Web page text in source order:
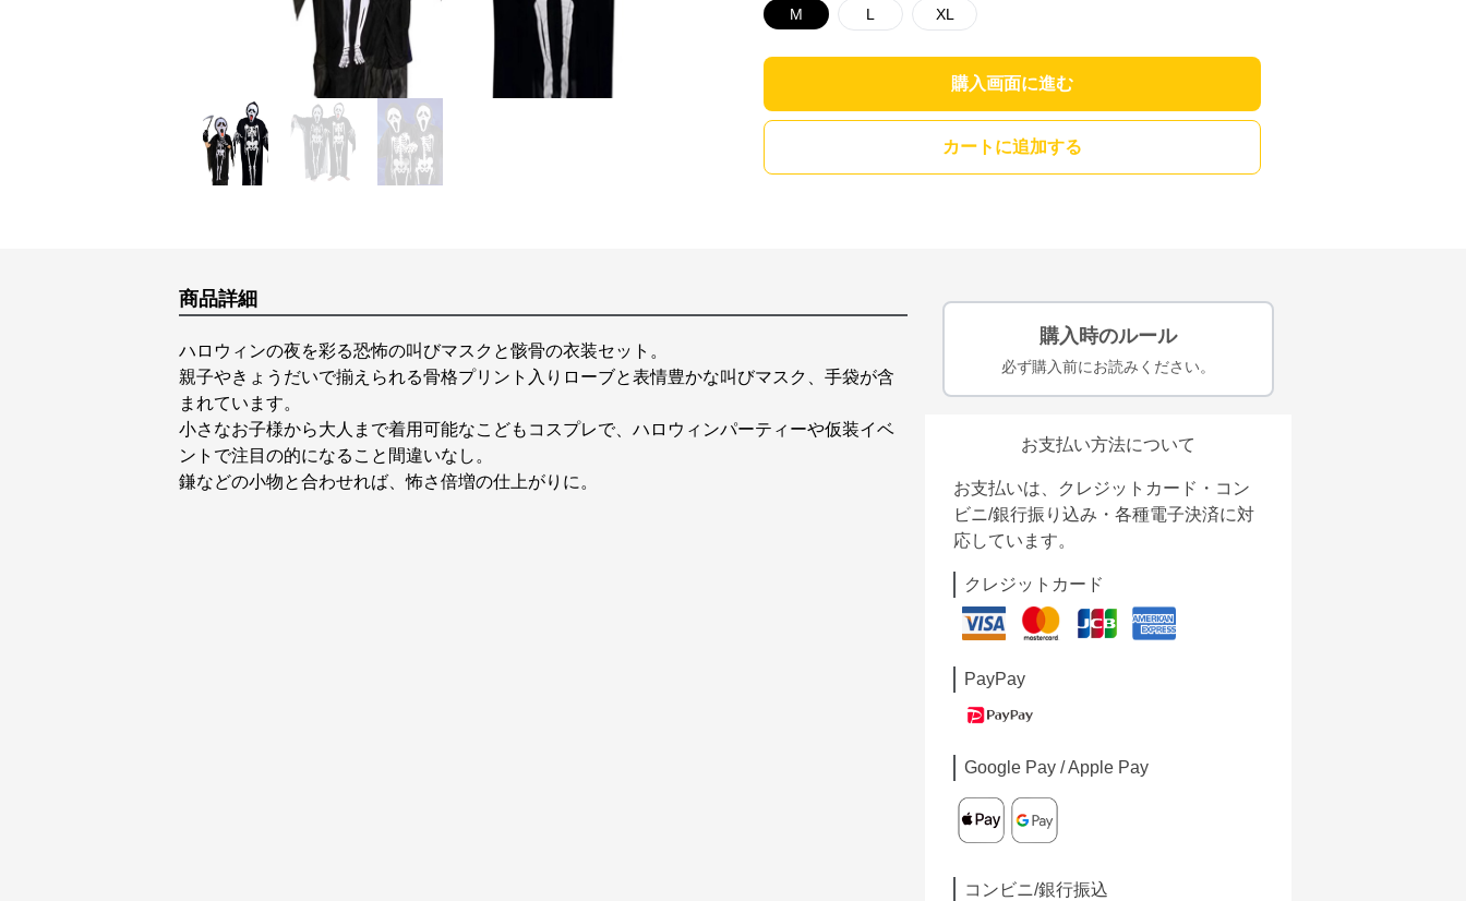
M L XL
購入画面に進む
カートに追加する
商品詳細
ハロウィンの夜を彩る恐怖の叫びマスクと骸骨の衣装セット。
親子やきょうだいで揃えられる骨格プリント入りローブと表情豊かな叫びマスク、手袋が含
まれています。
小さなお子様から大人まで着用可能なこどもコスプレで、ハロウィンパーティーや仮装イベ
ントで注目の的になること間違いなし。
鎌などの小物と合わせれば、怖さ倍増の仕上がりに。
購入時のルール
必ず購入前にお読みください。
お支払い方法について
お支払いは、クレジットカード・コン
ビニ/銀行振り込み・各種電子決済に対
応しています。
クレジットカード
PayPay
Google Pay / Apple Pay
コンビニ/銀行振込